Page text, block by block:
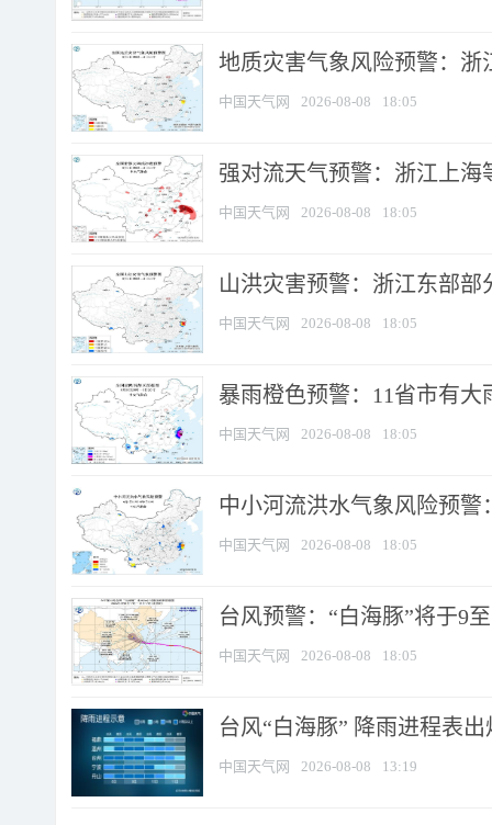
地质灾害气象风险预警：
中国天气网 2026-08-08 18:05
强对流天气预警：浙江上海
中国天气网 2026-08-08 18:05
山洪灾害预警：浙江东部
中国天气网 2026-08-08 18:05
暴雨橙色预警：11省市有
中国天气网 2026-08-08 18:05
中小河流洪水气象风险预
中国天气网 2026-08-08 18:05
台风预警：“白海豚”将于9
中国天气网 2026-08-08 18:05
台风“白海豚” 降雨进程表
中国天气网 2026-08-08 13:19